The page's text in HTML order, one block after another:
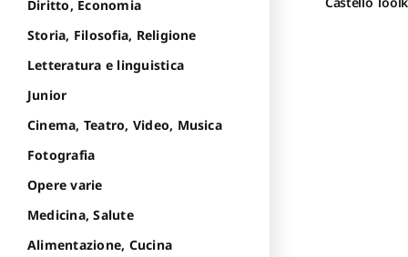
Diritto, Economia
Storia, Filosofia, Religione
Letteratura e linguistica
Junior
Cinema, Teatro, Video, Musica
Fotografia
Opere varie
Medicina, Salute
Alimentazione, Cucina